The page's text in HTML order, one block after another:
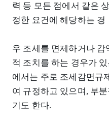
력 등 모든 점에서 같은
정한 요건에 해당하는 경
우 조세를 면제하거나 감
적 조치를 하는 경우가
에서는 주로 조세감면규
여 규정하고 있으며, 부
기도 한다.